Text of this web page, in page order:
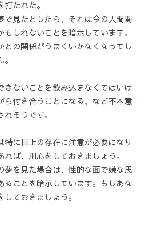
たれた。
見たとしたら、それは今の人間関
しれないことを暗示しています。
との関係がうまくいかなくなってし
ないことを飲み込まなくてはいけ
ら付き合うことになる、など不本意
そうです。
に目上の存在に注意が必要になり
れば、用心をしておきましょう。
を見た場合は、性的な面で嫌な思
ることを暗示しています。もしあな
ておきましょう。